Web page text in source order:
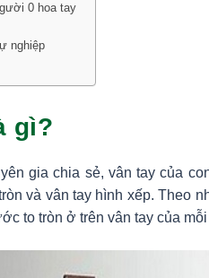
0 hoa tay
nghiệp
gì?
gia chia sẻ, vân tay của
và vân tay hình xếp. Theo
to tròn ở trên vân tay của